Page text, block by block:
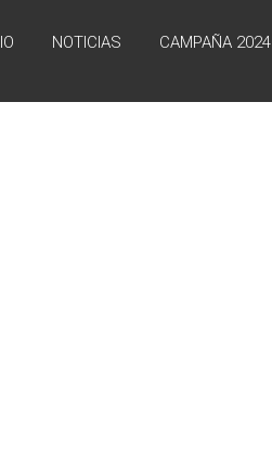
NOTICIAS CAMPAÑA 2024